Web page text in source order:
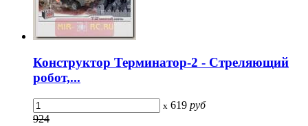
Конструктор Терминатор-2 - Стреляющий
робот,...
x 619 руб
924